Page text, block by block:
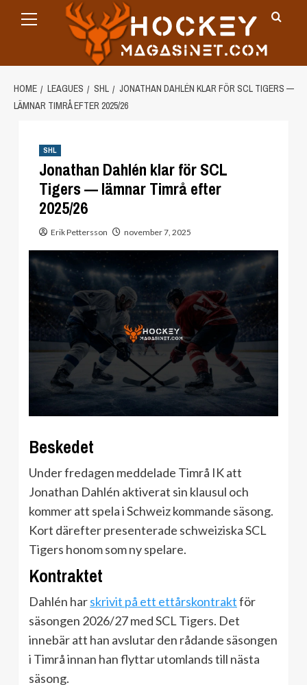
Menu
HOME LEAGUES SHL
JONATHAN DAHLÉN KLAR FÖR SCL TIGERS —
LÄMNAR TIMRÅ EFTER 2025/26
SHL
Jonathan Dahlén klar för SCL
Tigers — lämnar Timrå efter
2025/26
Erik Pettersson november 7, 2025
Beskedet
Under fredagen meddelade Timrå IK att
Jonathan Dahlén aktiverat sin klausul och
kommer att spela i Schweiz kommande säsong.
Kort därefter presenterade schweiziska SCL
Tigers honom som ny spelare.
Kontraktet
Dahlén harskrivit på ett ettårskontraktför
säsongen 2026/27 med SCL Tigers. Det
innebär att han avslutar den rådande säsongen
i Timrå innan han flyttar utomlands till nästa
säsong.